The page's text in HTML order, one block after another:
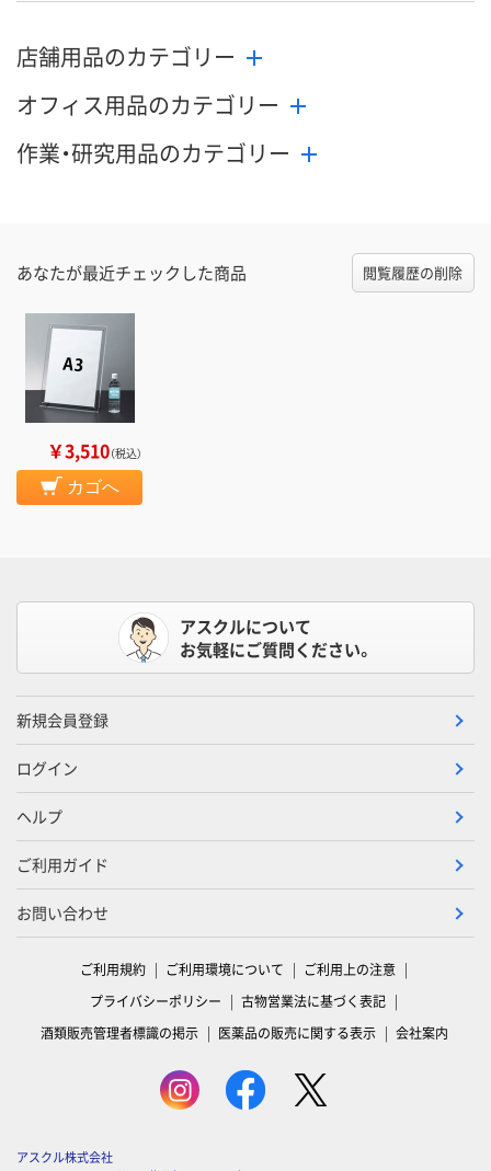
店舗用品のカテゴリー
オフィス用品のカテゴリー
作業・研究用品のカテゴリー
あなたが最近チェックした商品 閲覧履歴の削除
￥3,510（税込）
カゴへ
アスクルについて
お気軽にご質問ください。
新規会員登録
ログイン
ヘルプ
ご利用ガイド
お問い合わせ
ご利用規約 ご利用環境について
ご利用上の注意
プライバシーポリシー
古物営業法に基づく表記
酒類販売管理者標識の掲示
医薬品の販売に関する表示 会社案内
アスクル株式会社